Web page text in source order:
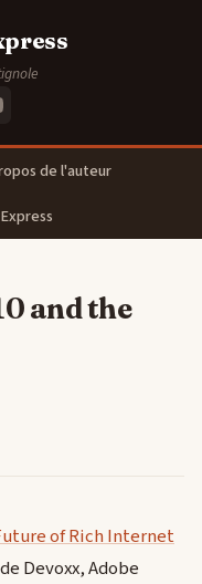
de l'auteur
and the
of Rich Internet
Devoxx, Adobe